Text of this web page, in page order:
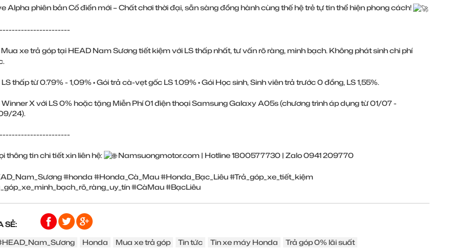
Alpha phiên bản Cổ điển mới – Chất chơi thời đại, sẵn sàng đồng hành cùng thế hệ trẻ tự tin thể hiện phong cách!
Mua xe trả góp tại HEAD Nam Sương tiết kiệm với LS thấp nhất, tư vấn rõ ràng, minh bạch. Không phát sinh chi phí
LS thấp từ 0.79% - 1,09% • Gói trả cà-vẹt gốc LS 1.09% • Gói Học sinh, Sinh viên trả trước 0 đồng, LS 1,55%.
Winner X với LS 0% hoặc tặng Miễn Phí 01 điện thoại Samsung Galaxy A05s (chương trình áp dụng từ 01/07 -
24).
thông tin chi tiết xin liên hệ: Namsuongmotor.com | Hotline 1800577730 | Zalo 0941 209770
#honda #Honda_Cà_Mau#Honda_Bạc_Liêu#Trả_góp_xe_tiết_kiệm
#CàMau#BạcLiêu
SẺ:
Honda Mua xe trả góp Tin tức Tin xe máy Honda Trả góp 0% lãi suất